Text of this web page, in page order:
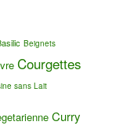
Beignets
Courgettes
sans Lait
Curry